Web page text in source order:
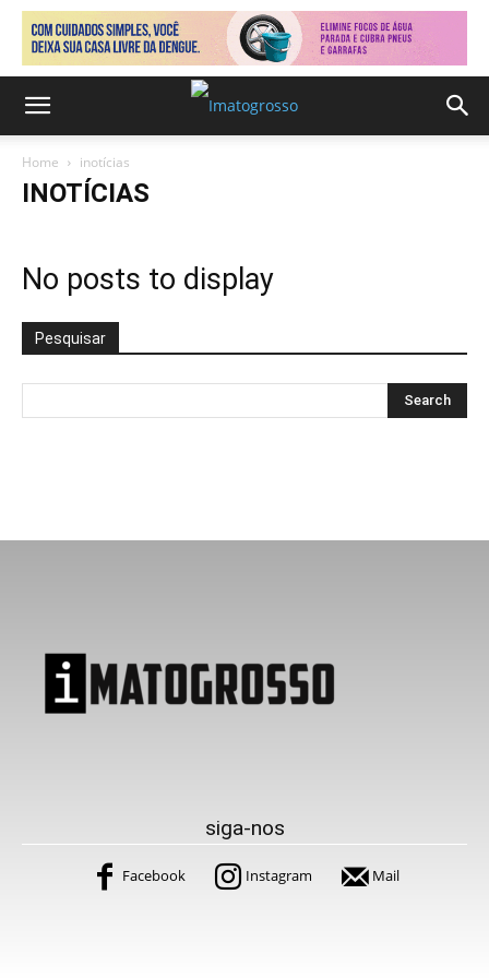
Home inotícias
INOTÍCIAS
No posts to display
Pesquisar
siga-nos
Facebook Instagram Mail